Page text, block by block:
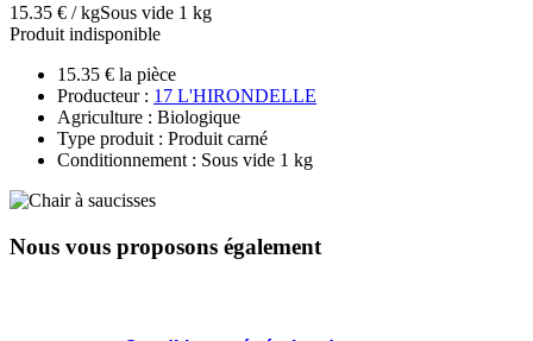
15.35 € / kgSous vide 1 kg
Produit indisponible
15.35 € la pièce
Producteur : 17 L'HIRONDELLE
Agriculture : Biologique
Type produit : Produit carné
Conditionnement : Sous vide 1 kg
Nous vous proposons également